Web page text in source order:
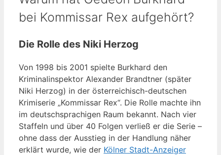
bei Kommissar Rex aufgehört?
Die Rolle des Niki Herzog
Von 1998 bis 2001 spielte Burkhard den
Kriminalinspektor Alexander Brandtner (später
Niki Herzog) in der österreichisch-deutschen
Krimiserie „Kommissar Rex“. Die Rolle machte ihn
im deutschsprachigen Raum bekannt. Nach vier
Staffeln und über 40 Folgen verließ er die Serie –
ohne dass der Ausstieg in der Handlung näher
erklärt wurde, wie der Kölner Stadt-Anzeiger